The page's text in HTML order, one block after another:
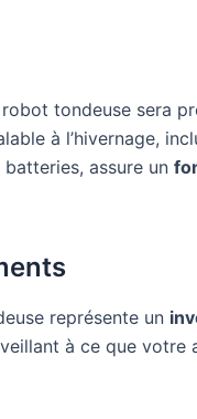
tondeuse sera
à l’hivernage,
assure un
représente un
à ce que